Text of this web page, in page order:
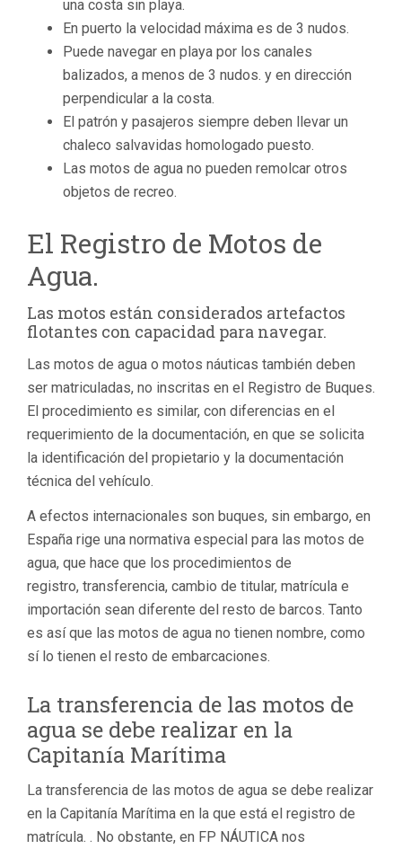
una costa sin playa.
En puerto la velocidad máxima es de 3 nudos.
Puede navegar en playa por los canales
balizados, a menos de 3 nudos. y en dirección
perpendicular a la costa.
El patrón y pasajeros siempre deben llevar un
chaleco salvavidas homologado puesto.
Las motos de agua no pueden remolcar otros
objetos de recreo.
El Registro de Motos de
Agua.
Las motos están considerados artefactos
flotantes con capacidad para navegar.
Las motos de agua o motos náuticas también deben
ser matriculadas, no inscritas en el Registro de Buques.
El procedimiento es similar, con diferencias en el
requerimiento de la documentación, en que se solicita
la identificación del propietario y la documentación
técnica del vehículo.
A efectos internacionales son buques, sin embargo, en
España rige una normativa especial para las motos de
agua, que hace que los procedimientos de
registro, transferencia, cambio de titular, matrícula e
importación sean diferente del resto de barcos. Tanto
es así que las motos de agua no tienen nombre, como
sí lo tienen el resto de embarcaciones.
La transferencia de las motos de
agua se debe realizar en la
Capitanía Marítima
La transferencia de las motos de agua se debe realizar
en la Capitanía Marítima en la que está el registro de
matrícula. . No obstante, en FP NÁUTICA nos